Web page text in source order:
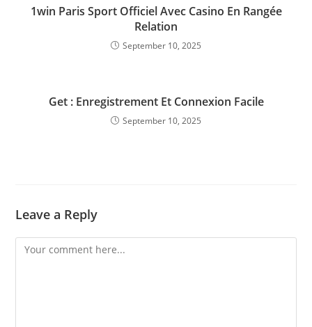
1win Paris Sport Officiel Avec Casino En Rangée
Relation
September 10, 2025
Get : Enregistrement Et Connexion Facile
September 10, 2025
Leave a Reply
Comment